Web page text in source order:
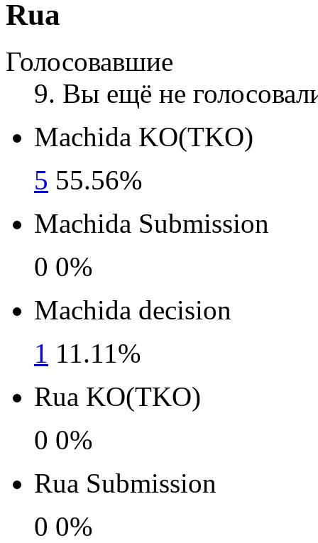
Rua
Голосовавшие
9. Вы ещё не
Machida KO(TKO)
5 55.56%
Machida Submission
0 0%
Machida decision
1 11.11%
Rua KO(TKO)
0 0%
Rua Submission
0 0%